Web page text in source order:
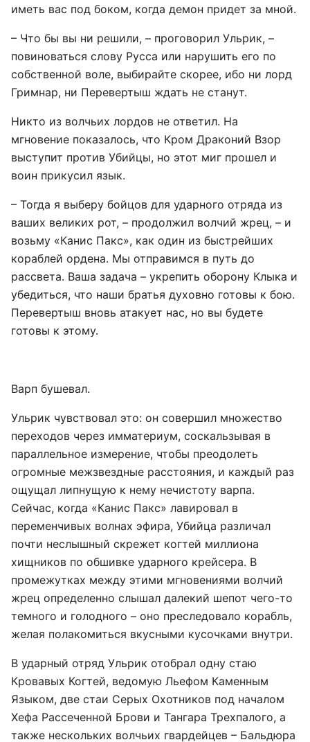
иметь вас под боком, когда демон придет за мной.
– Что бы вы ни решили, – проговорил Ульрик, –
повиноваться слову Русса или нарушить его по
собственной воле, выбирайте скорее, ибо ни лорд
Гримнар, ни Перевертыш ждать не станут.
Никто из волчьих лордов не ответил. На
мгновение показалось, что Кром Драконий Взор
выступит против Убийцы, но этот миг прошел и
воин прикусил язык.
– Тогда я выберу бойцов для ударного отряда из
ваших великих рот, – продолжил волчий жрец, – и
возьму «Канис Пакс», как один из быстрейших
кораблей ордена. Мы отправимся в путь до
рассвета. Ваша задача – укрепить оборону Клыка и
убедиться, что наши братья духовно готовы к бою.
Перевертыш вновь атакует нас, но вы будете
готовы к этому.
Варп бушевал.
Ульрик чувствовал это: он совершил множество
переходов через имматериум, соскальзывая в
параллельное измерение, чтобы преодолеть
огромные межзвездные расстояния, и каждый раз
ощущал липнущую к нему нечистоту варпа.
Сейчас, когда «Канис Пакс» лавировал в
переменчивых волнах эфира, Убийца различал
почти неслышный скрежет когтей миллиона
хищников по обшивке ударного крейсера. В
промежутках между этими мгновениями волчий
жрец определенно слышал далекий шепот чего-то
темного и голодного – оно преследовало корабль,
желая полакомиться вкусными кусочками внутри.
В ударный отряд Ульрик отобрал одну стаю
Кровавых Когтей, ведомую Льефом Каменным
Языком, две стаи Серых Охотников под началом
Хефа Рассеченной Брови и Тангара Трехпалого, а
также нескольких волчьих гвардейцев – Бальдюра